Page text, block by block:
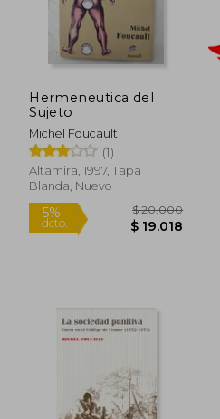
Rápido
Hermeneutica del
Sujeto
Michel Foucault
(1)
Altamira, 1997, Tapa
Blanda, Nuevo